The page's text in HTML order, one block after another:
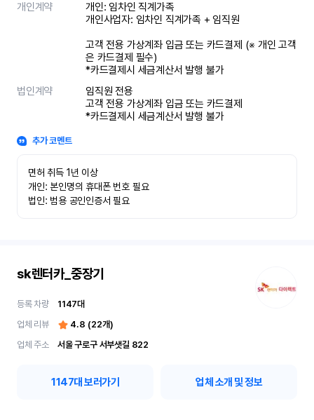
개인계약
개인: 임차인 직계가족
개인사업자: 임차인 직계가족 + 임직원
고객 전용 가상계좌 입금 또는 카드결제 (※ 개인 고객
은 카드결제 필수)
*카드결제시 세금계산서 발행 불가
법인계약
임직원 전용
고객 전용 가상계좌 입금 또는 카드결제
*카드결제시 세금계산서 발행 불가
추가 코멘트
면허 취득 1년 이상
개인: 본인명의 휴대폰 번호 필요
법인: 범용 공인인증서 필요
sk렌터카_중장기
등록 차량 1147대
업체 리뷰
4.8 (22개)
업체 주소
서울 구로구 서부샛길 822
1147대 보러가기 업체 소개 및 정보